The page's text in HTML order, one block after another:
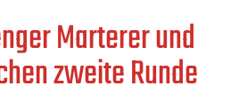
Marterer und
zweite Runde